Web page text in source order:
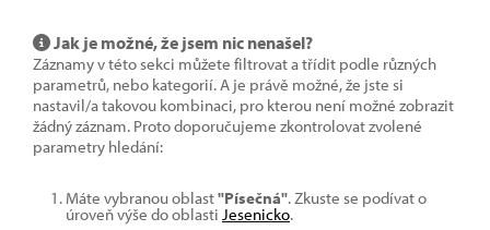
Jak je možné, že jsem nic nenašel?
Záznamy v této sekci můžete filtrovat a třídit podle různých
parametrů, nebo kategorií. A je právě možné, že jste si
nastavil/a takovou kombinaci, pro kterou není možné zobrazit
žádný záznam. Proto doporučujeme zkontrolovat zvolené
parametry hledání:
Máte vybranou oblast"Písečná". Zkuste se podívat o
úroveň výše do oblasti Jesenicko.